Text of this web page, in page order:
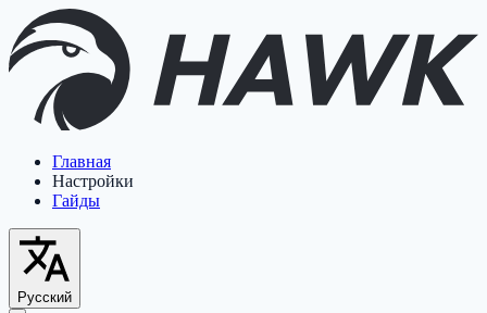
Главная
Настройки
Гайды
Русский